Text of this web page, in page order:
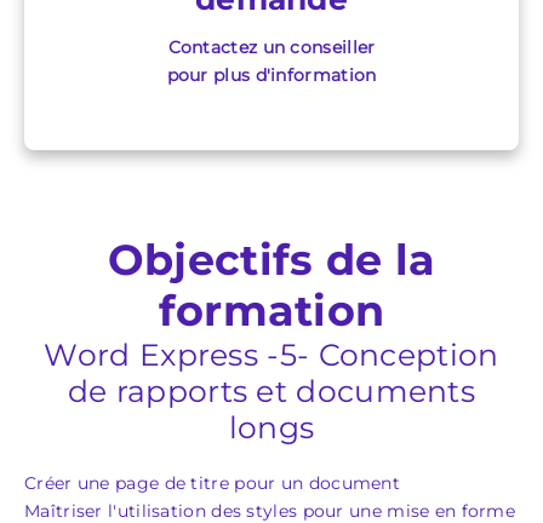
Contactez un conseiller
pour plus d'information
Objectifs de la
formation
Word Express -5- Conception
de rapports et documents
longs
Créer une page de titre pour un document
Maîtriser l'utilisation des styles pour une mise en forme